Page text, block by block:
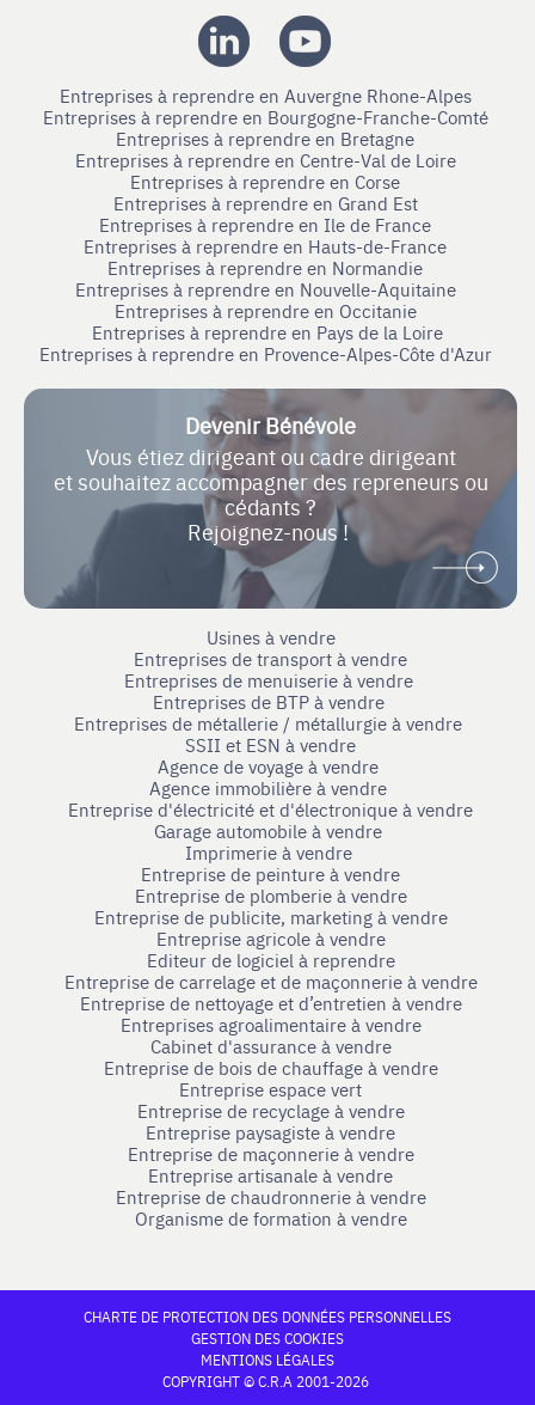
Entreprises à reprendre en Auvergne Rhone-Alpes
Entreprises à reprendre en Bourgogne-Franche-Comté
Entreprises à reprendre en Bretagne
Entreprises à reprendre en Centre-Val de Loire
Entreprises à reprendre en Corse
Entreprises à reprendre en Grand Est
Entreprises à reprendre en Ile de France
Entreprises à reprendre en Hauts-de-France
Entreprises à reprendre en Normandie
Entreprises à reprendre en Nouvelle-Aquitaine
Entreprises à reprendre en Occitanie
Entreprises à reprendre en Pays de la Loire
Entreprises à reprendre en Provence-Alpes-Côte d'Azur
Devenir Bénévole
Vous étiez dirigeant ou cadre dirigeant
et souhaitez accompagner des repreneurs ou
cédants ?
Rejoignez-nous !
Usines à vendre
Entreprises de transport à vendre
Entreprises de menuiserie à vendre
Entreprises de BTP à vendre
Entreprises de métallerie / métallurgie à vendre
SSII et ESN à vendre
Agence de voyage à vendre
Agence immobilière à vendre
Entreprise d'électricité et d'électronique à vendre
Garage automobile à vendre
Imprimerie à vendre
Entreprise de peinture à vendre
Entreprise de plomberie à vendre
Entreprise de publicite, marketing à vendre
Entreprise agricole à vendre
Editeur de logiciel à reprendre
Entreprise de carrelage et de maçonnerie à vendre
Entreprise de nettoyage et d’entretien à vendre
Entreprises agroalimentaire à vendre
Cabinet d'assurance à vendre
Entreprise de bois de chauffage à vendre
Entreprise espace vert
Entreprise de recyclage à vendre
Entreprise paysagiste à vendre
Entreprise de maçonnerie à vendre
Entreprise artisanale à vendre
Entreprise de chaudronnerie à vendre
Organisme de formation à vendre
CHARTE DE PROTECTION DES DONNÉES PERSONNELLES
GESTION DES COOKIES
MENTIONS LÉGALES
COPYRIGHT © C.R.A 2001-2026